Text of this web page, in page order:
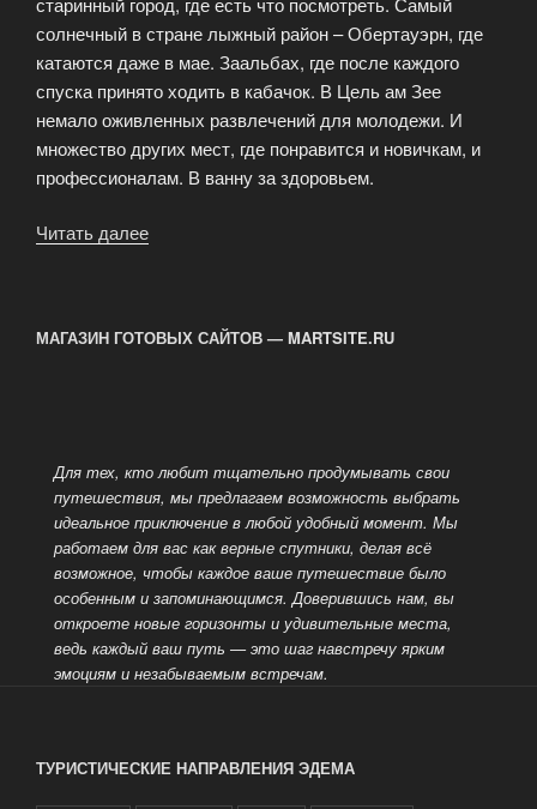
солнечный в стране лыжный район – Обертауэрн, где
катаются даже в мае. Заальбах, где после каждого
спуска принято ходить в кабачок. В Цель ам Зее
немало оживленных развлечений для молодежи. И
множество других мест, где понравится и новичкам, и
профессионалам. В ванну за здоровьем.
Читать далее
МАГАЗИН ГОТОВЫХ САЙТОВ — MARTSITE.RU
Для тех, кто любит тщательно продумывать свои
путешествия, мы предлагаем возможность выбрать
идеальное приключение в любой удобный момент. Мы
работаем для вас как верные спутники, делая всё
возможное, чтобы каждое ваше путешествие было
особенным и запоминающимся. Доверившись нам, вы
откроете новые горизонты и удивительные места,
ведь каждый ваш путь — это шаг навстречу ярким
эмоциям и незабываемым встречам.
ТУРИСТИЧЕСКИЕ НАПРАВЛЕНИЯ ЭДЕМА